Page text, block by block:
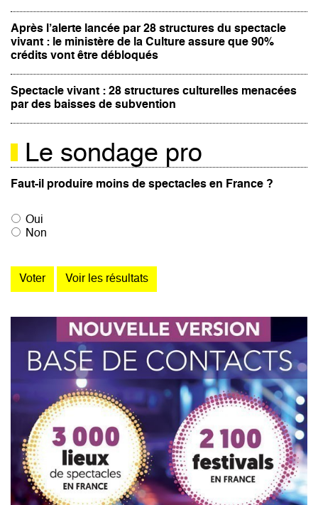
Après l’alerte lancée par 28 structures du spectacle
vivant : le ministère de la Culture assure que 90%
crédits vont être débloqués
Spectacle vivant : 28 structures culturelles menacées
par des baisses de subvention
Le sondage pro
Faut-il produire moins de spectacles en France ?
Oui
Non